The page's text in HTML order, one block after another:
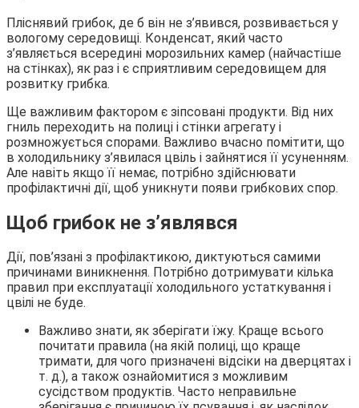
Пліснявий грибок, де б він не з’явився, розвивається у
вологому середовищі. Конденсат, який часто
з’являється всередині морозильних камер (найчастіше
на стінках), як раз і є сприятливим середовищем для
розвитку грибка.
Ще важливим фактором є зіпсовані продукти. Від них
гниль переходить на полиці і стінки агрегату і
розмножується спорами. Важливо вчасно помітити, що
в холодильнику з’явилася цвіль і зайнятися її усуненням.
Але навіть якщо її немає, потрібно здійснювати
профілактичні дії, щоб уникнути появи грибкових спор.
Щоб грибок не з’являвся
Дії, пов’язані з профілактикою, диктуються самими
причинами виникнення. Потрібно дотримувати кілька
правил при експлуатації холодильного устаткування і
цвілі не буде.
Важливо знати, як зберігати їжу. Краще всього
почитати правила (на якій полиці, що краще
тримати, для чого призначені відсіки на дверцятах і
т. д.), а також ознайомитися з можливим
сусідством продуктів. Часто неправильне